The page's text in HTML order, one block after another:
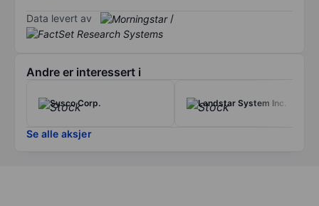
Data levert av /
Andre er interessert i
Sysco Corp. Landstar System Inc.
Se alle aksjer